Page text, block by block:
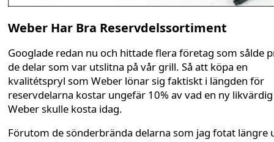
Weber Har Bra Reservdelssortiment
Googlade redan nu och hittade flera företag som sålde
de delar som var utslitna på vår grill. Så att köpa en
kvalitétspryl som Weber lönar sig faktiskt i längden för
reservdelarna kostar ungefär 10% av vad en ny likvärdig
Weber skulle kosta idag.
Förutom de sönderbrända delarna som jag fotat längre